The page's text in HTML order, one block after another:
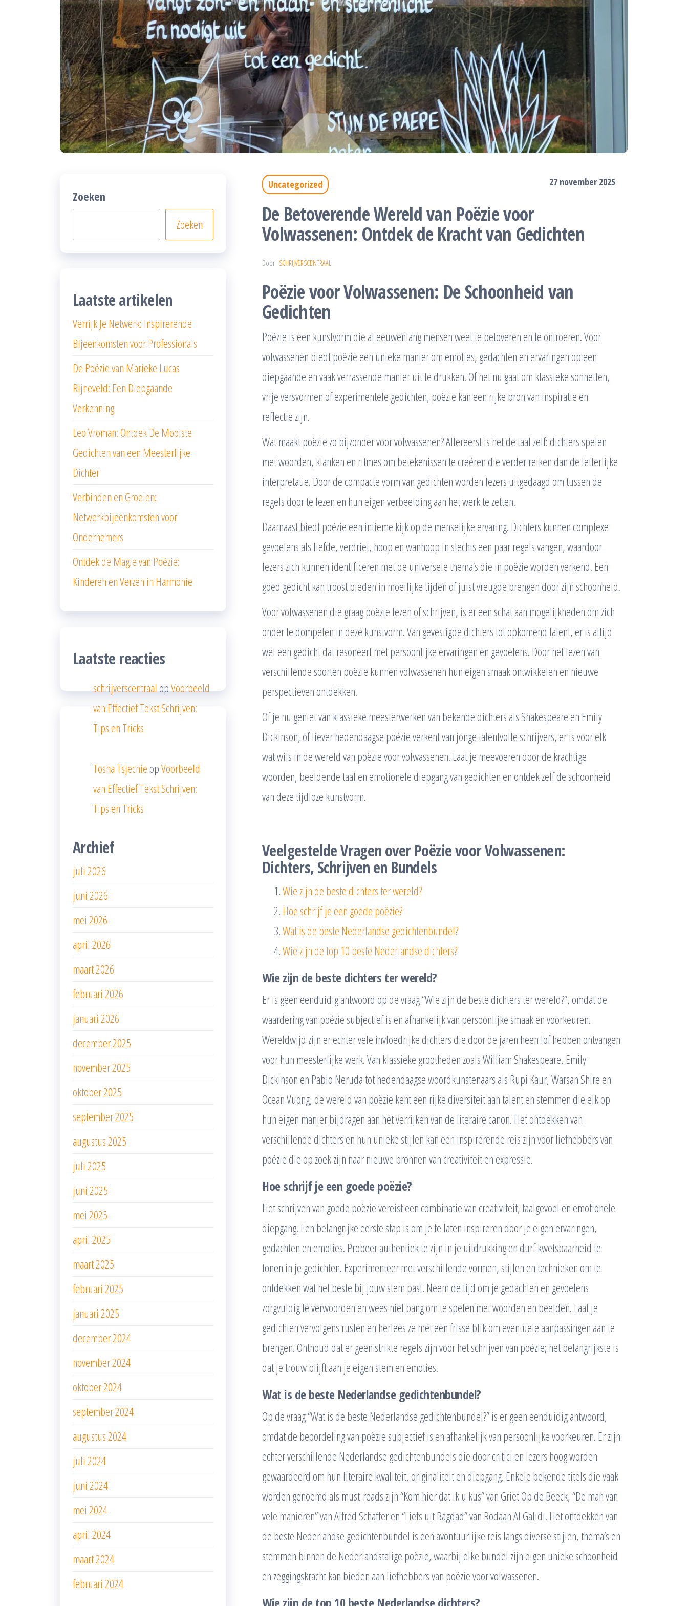
Uncategorized 27 november 2025
De Betoverende Wereld van Poëzie voor
Volwassenen: Ontdek de Kracht van Gedichten
Door SCHRIJVERSCENTRAAL
Poëzie voor Volwassenen: De Schoonheid van
Gedichten
Poëzie is een kunstvorm die al eeuwenlang mensen weet te betoveren en te ontroeren. Voor
volwassenen biedt poëzie een unieke manier om emoties, gedachten en ervaringen op een
diepgaande en vaak verrassende manier uit te drukken. Of het nu gaat om klassieke sonnetten,
vrije versvormen of experimentele gedichten, poëzie kan een rijke bron van inspiratie en
reflectie zijn.
Wat maakt poëzie zo bijzonder voor volwassenen? Allereerst is het de taal zelf: dichters spelen
met woorden, klanken en ritmes om betekenissen te creëren die verder reiken dan de letterlijke
interpretatie. Door de compacte vorm van gedichten worden lezers uitgedaagd om tussen de
regels door te lezen en hun eigen verbeelding aan het werk te zetten.
Daarnaast biedt poëzie een intieme kijk op de menselijke ervaring. Dichters kunnen complexe
gevoelens als liefde, verdriet, hoop en wanhoop in slechts een paar regels vangen, waardoor
lezers zich kunnen identificeren met de universele thema’s die in poëzie worden verkend. Een
goed gedicht kan troost bieden in moeilijke tijden of juist vreugde brengen door zijn schoonheid.
Voor volwassenen die graag poëzie lezen of schrijven, is er een schat aan mogelijkheden om zich
onder te dompelen in deze kunstvorm. Van gevestigde dichters tot opkomend talent, er is altijd
wel een gedicht dat resoneert met persoonlijke ervaringen en gevoelens. Door het lezen van
verschillende soorten poëzie kunnen volwassenen hun eigen smaak ontwikkelen en nieuwe
perspectieven ontdekken.
Of je nu geniet van klassieke meesterwerken van bekende dichters als Shakespeare en Emily
Dickinson, of liever hedendaagse poëzie verkent van jonge talentvolle schrijvers, er is voor elk
wat wils in de wereld van poëzie voor volwassenen. Laat je meevoeren door de krachtige
woorden, beeldende taal en emotionele diepgang van gedichten en ontdek zelf de schoonheid
van deze tijdloze kunstvorm.
Veelgestelde Vragen over Poëzie voor Volwassenen:
Dichters, Schrijven en Bundels
Wie zijn de beste dichters ter wereld?
Hoe schrijf je een goede poëzie?
Wat is de beste Nederlandse gedichtenbundel?
Wie zijn de top 10 beste Nederlandse dichters?
Wie zijn de beste dichters ter wereld?
Er is geen eenduidig antwoord op de vraag “Wie zijn de beste dichters ter wereld?”, omdat de
waardering van poëzie subjectief is en afhankelijk van persoonlijke smaak en voorkeuren.
Wereldwijd zijn er echter vele invloedrijke dichters die door de jaren heen lof hebben ontvangen
voor hun meesterlijke werk. Van klassieke grootheden zoals William Shakespeare, Emily
Dickinson en Pablo Neruda tot hedendaagse woordkunstenaars als Rupi Kaur, Warsan Shire en
Ocean Vuong, de wereld van poëzie kent een rijke diversiteit aan talent en stemmen die elk op
hun eigen manier bijdragen aan het verrijken van de literaire canon. Het ontdekken van
verschillende dichters en hun unieke stijlen kan een inspirerende reis zijn voor liefhebbers van
poëzie die op zoek zijn naar nieuwe bronnen van creativiteit en expressie.
Hoe schrijf je een goede poëzie?
Het schrijven van goede poëzie vereist een combinatie van creativiteit, taalgevoel en emotionele
diepgang. Een belangrijke eerste stap is om je te laten inspireren door je eigen ervaringen,
gedachten en emoties. Probeer authentiek te zijn in je uitdrukking en durf kwetsbaarheid te
tonen in je gedichten. Experimenteer met verschillende vormen, stijlen en technieken om te
ontdekken wat het beste bij jouw stem past. Neem de tijd om je gedachten en gevoelens
zorgvuldig te verwoorden en wees niet bang om te spelen met woorden en beelden. Laat je
gedichten vervolgens rusten en herlees ze met een frisse blik om eventuele aanpassingen aan te
brengen. Onthoud dat er geen strikte regels zijn voor het schrijven van poëzie; het belangrijkste is
dat je trouw blijft aan je eigen stem en emoties.
Wat is de beste Nederlandse gedichtenbundel?
Op de vraag “Wat is de beste Nederlandse gedichtenbundel?” is er geen eenduidig antwoord,
omdat de beoordeling van poëzie subjectief is en afhankelijk van persoonlijke voorkeuren. Er zijn
echter verschillende Nederlandse gedichtenbundels die door critici en lezers hoog worden
gewaardeerd om hun literaire kwaliteit, originaliteit en diepgang. Enkele bekende titels die vaak
worden genoemd als must-reads zijn “Kom hier dat ik u kus” van Griet Op de Beeck, “De man van
vele manieren” van Alfred Schaffer en “Liefs uit Bagdad” van Rodaan Al Galidi. Het ontdekken van
de beste Nederlandse gedichtenbundel is een avontuurlijke reis langs diverse stijlen, thema’s en
stemmen binnen de Nederlandstalige poëzie, waarbij elke bundel zijn eigen unieke schoonheid
en zeggingskracht kan bieden aan liefhebbers van poëzie voor volwassenen.
Zoeken
Zoeken
Laatste artikelen
Verrijk Je Netwerk: Inspirerende
Bijeenkomsten voor Professionals
De Poëzie van Marieke Lucas
Rijneveld: Een Diepgaande
Verkenning
Leo Vroman: Ontdek De Mooiste
Gedichten van een Meesterlijke
Dichter
Verbinden en Groeien:
Netwerkbijeenkomsten voor
Ondernemers
Ontdek de Magie van Poëzie:
Kinderen en Verzen in Harmonie
Laatste reacties
schrijverscentraalopVoorbeeld
van Effectief Tekst Schrijven:
Tips en Tricks
Tosha Tsjechie opVoorbeeld
van Effectief Tekst Schrijven:
Tips en Tricks
Archief
juli 2026
juni 2026
mei 2026
april 2026
maart 2026
februari 2026
januari 2026
december 2025
november 2025
oktober 2025
september 2025
augustus 2025
juli 2025
juni 2025
mei 2025
april 2025
maart 2025
februari 2025
januari 2025
december 2024
november 2024
oktober 2024
september 2024
augustus 2024
juli 2024
juni 2024
mei 2024
april 2024
maart 2024
februari 2024